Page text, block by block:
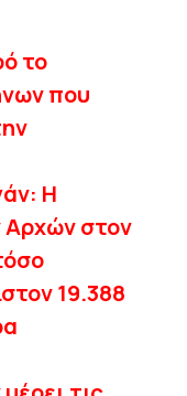
το
που
Η
Αρχών στον
19.388